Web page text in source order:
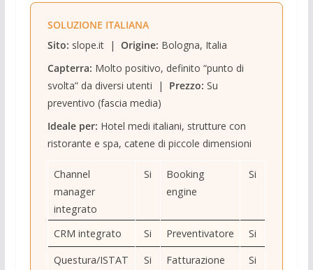
SOLUZIONE ITALIANA
Sito: slope.it | Origine: Bologna, Italia
Capterra: Molto positivo, definito “punto di
svolta” da diversi utenti | Prezzo: Su
preventivo (fascia media)
Ideale per: Hotel medi italiani, strutture con
ristorante e spa, catene di piccole dimensioni
Channel
manager
integrato
Si
Booking
engine
Si
CRM integrato Si Preventivatore
Si
Questura/ISTAT
Si
Fatturazione
Si